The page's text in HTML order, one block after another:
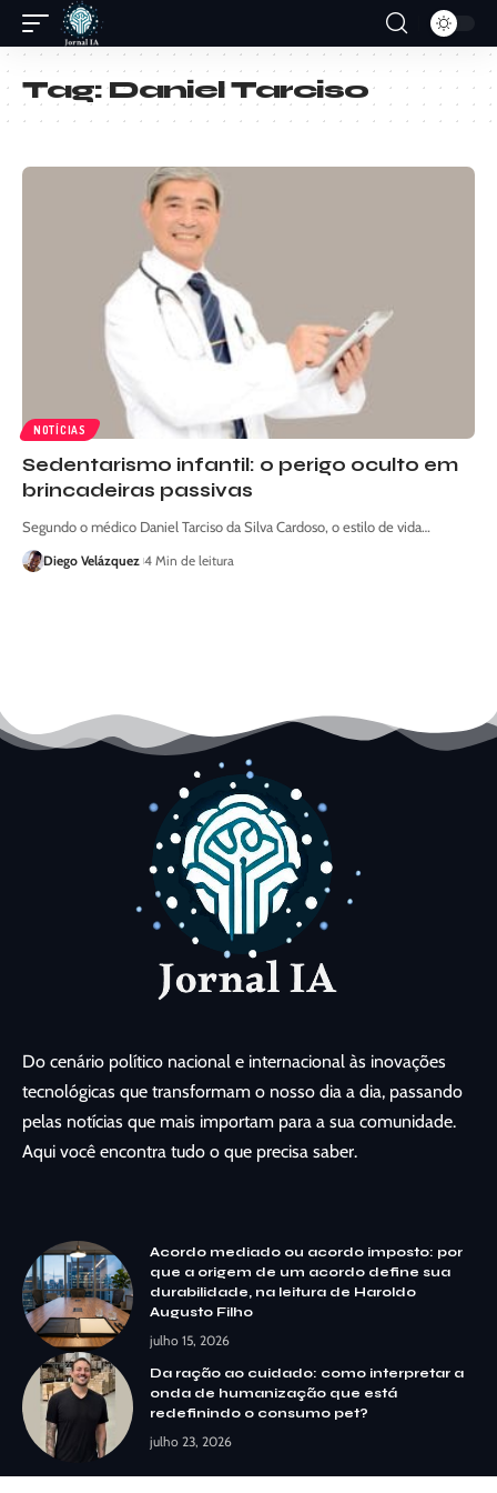
Tag:Daniel Tarciso
NOTÍCIAS
Sedentarismo infantil: o perigo oculto em
brincadeiras passivas
Segundo o médico Daniel Tarciso da Silva Cardoso, o estilo de vida…
Diego Velázquez 4 Min de leitura
Do cenário político nacional e internacional às inovações
tecnológicas que transformam o nosso dia a dia, passando
pelas notícias que mais importam para a sua comunidade.
Aqui você encontra tudo o que precisa saber.
Acordo mediado ou acordo imposto: por
que a origem de um acordo define sua
durabilidade, na leitura de Haroldo
Augusto Filho
julho 15, 2026
Da ração ao cuidado: como interpretar a
onda de humanização que está
redefinindo o consumo pet?
julho 23, 2026